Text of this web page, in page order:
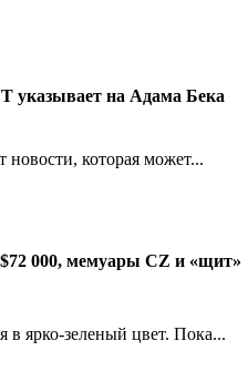
указывает на Адама Бека
новости, которая может...
000, мемуары CZ и «щит»
в ярко-зеленый цвет. Пока...